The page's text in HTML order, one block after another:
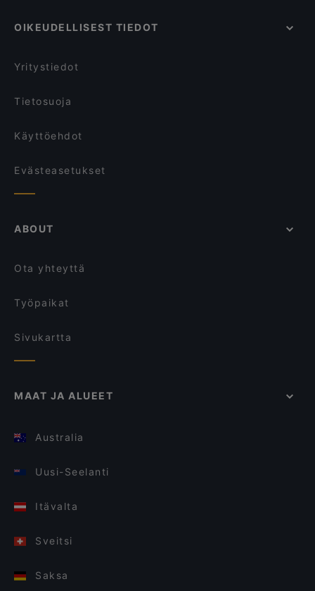
OIKEUDELLISEST TIEDOT
Yritystiedot
Tietosuoja
Käyttöehdot
Evästeasetukset
ABOUT
Ota yhteyttä
Työpaikat
Sivukartta
MAAT JA ALUEET
Australia
Uusi-Seelanti
Itävalta
Sveitsi
Saksa